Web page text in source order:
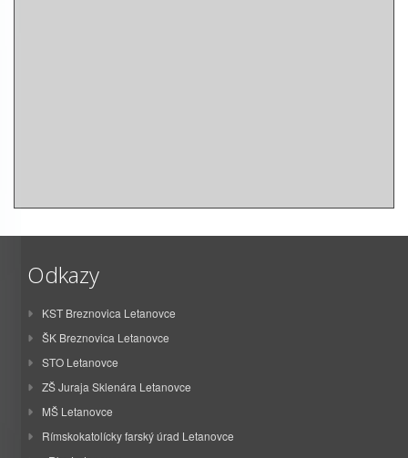
Odkazy
KST Breznovica Letanovce
ŠK Breznovica Letanovce
STO Letanovce
ZŠ Juraja Sklenára Letanovce
MŠ Letanovce
Rímskokatolícky farský úrad Letanovce